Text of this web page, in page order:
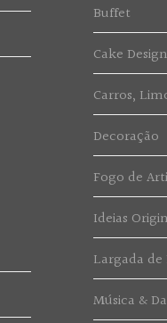
Buffet
Cake Design
Carros,
Decoração
Fogo de
Ideias
Largada de
Música &